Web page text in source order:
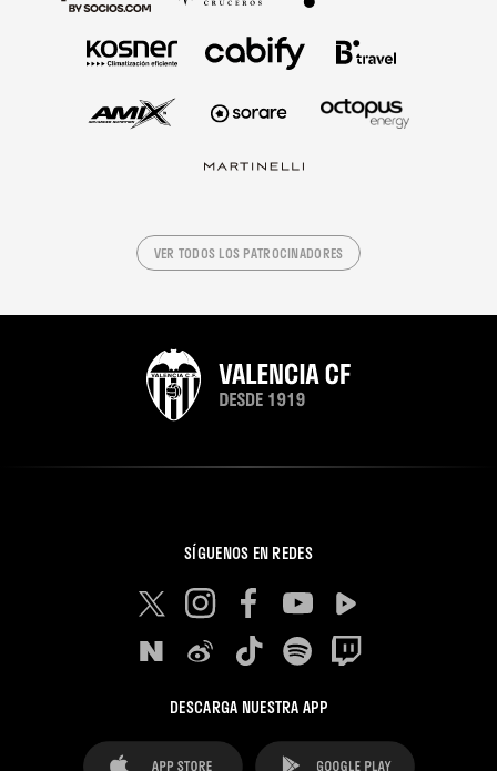
VER TODOS LOS PATROCINADORES
SÍGUENOS EN REDES
DESCARGA NUESTRA APP